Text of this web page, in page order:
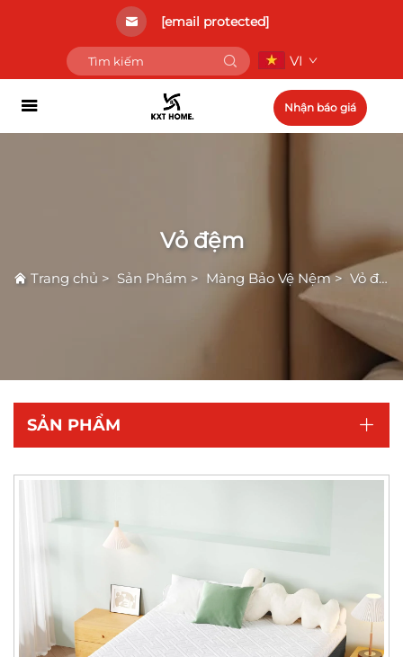
[email protected]
VI
Nhận báo giá
Vỏ đệm
Trang chủ > Sản Phẩm > Màng Bảo Vệ Nệm> Vỏ đệm
SẢN PHẨM